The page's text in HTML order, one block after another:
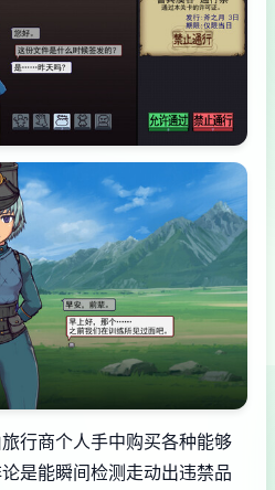
行商个人手中购买各种能够
是能瞬间检测走动出违禁品